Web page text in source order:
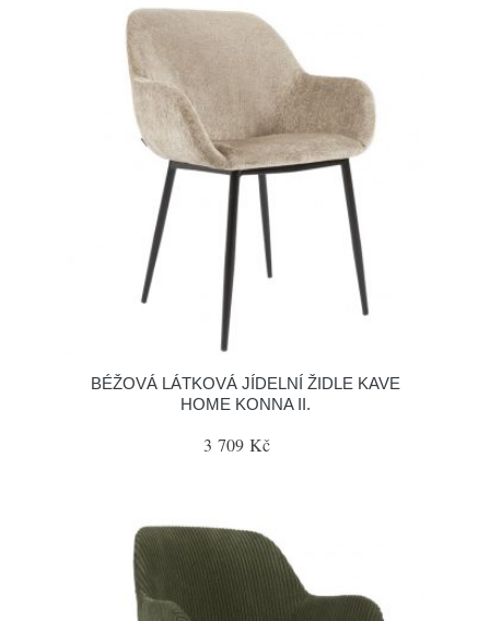
BÉŽOVÁ LÁTKOVÁ JÍDELNÍ ŽIDLE KAVE
HOME KONNA II.
3 709 Kč